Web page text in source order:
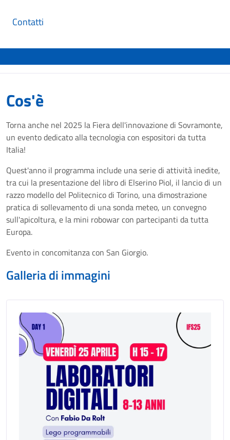
Contatti
Cos'è
Torna anche nel 2025 la Fiera dell'innovazione di Sovramonte,
un evento dedicato alla tecnologia con espositori da tutta
Italia!
Quest'anno il programma include una serie di attività inedite,
tra cui la presentazione del libro di Elserino Piol, il lancio di un
razzo modello del Politecnico di Torino, una dimostrazione
pratica di sollevamento di una sonda meteo, un convegno
sull'apicoltura, e la mini robowar con partecipanti da tutta
Europa.
Evento in concomitanza con San Giorgio.
Galleria di immagini